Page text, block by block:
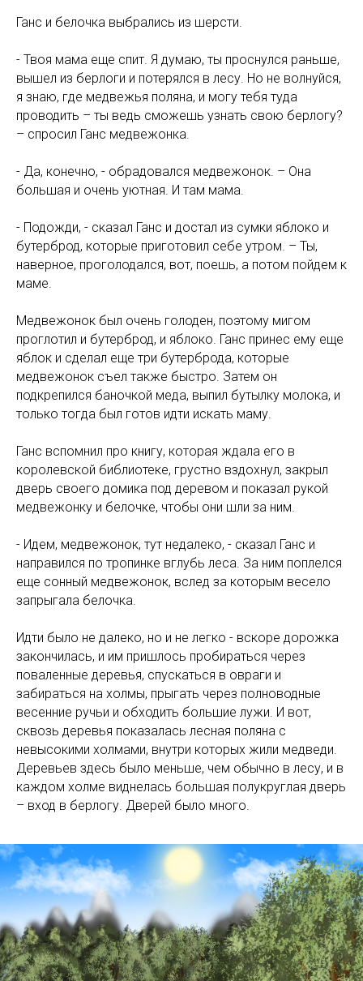
Ганс и белочка выбрались из шерсти.
- Твоя мама еще спит. Я думаю, ты проснулся раньше,
вышел из берлоги и потерялся в лесу. Но не волнуйся,
я знаю, где медвежья поляна, и могу тебя туда
проводить – ты ведь сможешь узнать свою берлогу?
– спросил Ганс медвежонка.
- Да, конечно, - обрадовался медвежонок. – Она
большая и очень уютная. И там мама.
- Подожди, - сказал Ганс и достал из сумки яблоко и
бутерброд, которые приготовил себе утром. – Ты,
наверное, проголодался, вот, поешь, а потом пойдем к
маме.
Медвежонок был очень голоден, поэтому мигом
проглотил и бутерброд, и яблоко. Ганс принес ему еще
яблок и сделал еще три бутерброда, которые
медвежонок съел также быстро. Затем он
подкрепился баночкой меда, выпил бутылку молока, и
только тогда был готов идти искать маму.
Ганс вспомнил про книгу, которая ждала его в
королевской библиотеке, грустно вздохнул, закрыл
дверь своего домика под деревом и показал рукой
медвежонку и белочке, чтобы они шли за ним.
- Идем, медвежонок, тут недалеко, - сказал Ганс и
направился по тропинке вглубь леса. За ним поплелся
еще сонный медвежонок, вслед за которым весело
запрыгала белочка.
Идти было не далеко, но и не легко - вскоре дорожка
закончилась, и им пришлось пробираться через
поваленные деревья, спускаться в овраги и
забираться на холмы, прыгать через полноводные
весенние ручьи и обходить большие лужи. И вот,
сквозь деревья показалась лесная поляна с
невысокими холмами, внутри которых жили медведи.
Деревьев здесь было меньше, чем обычно в лесу, и в
каждом холме виднелась большая полукруглая дверь
– вход в берлогу. Дверей было много.